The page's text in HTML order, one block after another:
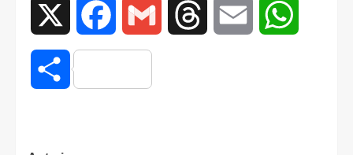
Facebook Gmail Threads Email
Compartir